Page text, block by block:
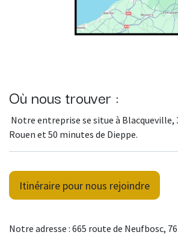
Où nous trouver :
Notre entreprise se situe à Blacqueville,
Rouen et 50 minutes de Dieppe.
Itinéraire pour nous rejoindre
Notre adresse : 665 route de Neufbosc,